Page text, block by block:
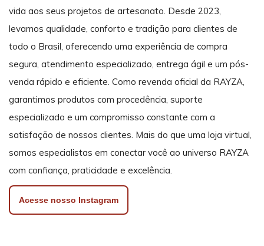
vida aos seus projetos de artesanato. Desde 2023,
levamos qualidade, conforto e tradição para clientes de
todo o Brasil, oferecendo uma experiência de compra
segura, atendimento especializado, entrega ágil e um pós-
venda rápido e eficiente. Como revenda oficial da RAYZA,
garantimos produtos com procedência, suporte
especializado e um compromisso constante com a
satisfação de nossos clientes. Mais do que uma loja virtual,
somos especialistas em conectar você ao universo RAYZA
com confiança, praticidade e excelência.
Acesse nosso Instagram